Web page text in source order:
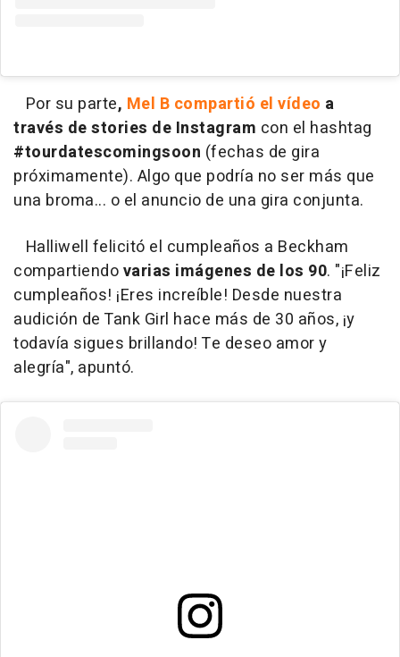
Por su parte, Mel B compartió el vídeo a
través de stories de Instagram con el hashtag
#tourdatescomingsoon (fechas de gira
próximamente). Algo que podría no ser más que
una broma... o el anuncio de una gira conjunta.
Halliwell felicitó el cumpleaños a Beckham
compartiendovarias imágenes de los 90. "¡Feliz
cumpleaños! ¡Eres increíble! Desde nuestra
audición de Tank Girl hace más de 30 años, ¡y
todavía sigues brillando! Te deseo amor y
alegría", apuntó.